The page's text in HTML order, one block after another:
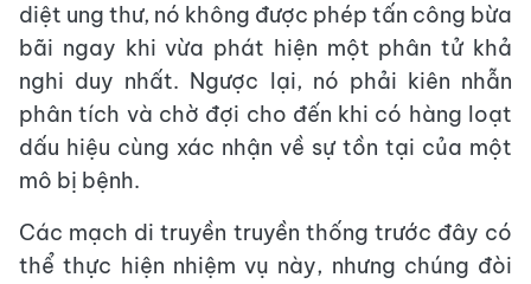
diệt ung thư, nó không được phép tấn công bừa
bãi ngay khi vừa phát hiện một phân tử khả
nghi duy nhất. Ngược lại, nó phải kiên nhẫn
phân tích và chờ đợi cho đến khi có hàng loạt
dấu hiệu cùng xác nhận về sự tồn tại của một
mô bị bệnh.
Các mạch di truyền truyền thống trước đây có
thể thực hiện nhiệm vụ này, nhưng chúng đòi